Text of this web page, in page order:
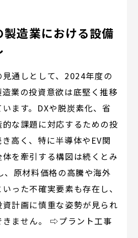
造業における設備
通しとして、2024年度の
業の投資意欲は底堅く推移
ます。DXや脱炭素化、省
な課題に対応するための投
高く、特に半導体やEV関
を牽引する構図は続くとみ
、原材料価格の高騰や海外
った不確実要素も存在し、
計画に慎重な姿勢が見られ
きません。 ⇨プラント工事